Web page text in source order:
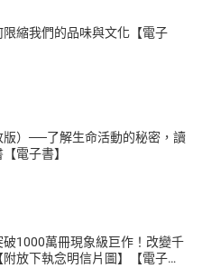
縮我們的品味與文化【電子
版）──了解生命活動的秘密，讀
電子書】
1000萬冊現象級巨作！改變千
放下執念明信片圖】【電子